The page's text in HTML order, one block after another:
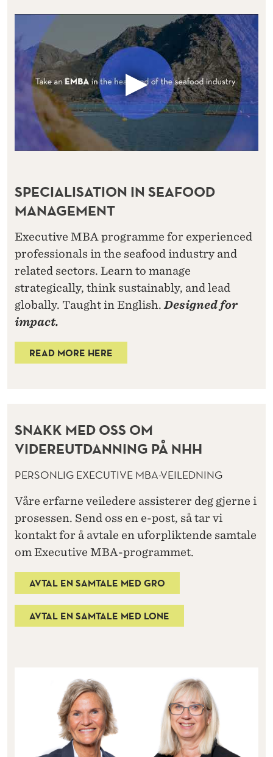
SPECIALISATION IN SEAFOOD
MANAGEMENT
Executive MBA programme for experienced
professionals in the seafood industry and
related sectors. Learn to manage
strategically, think sustainably, and lead
globally. Taught in English.Designed for
impact.
READ MORE HERE
SNAKK MED OSS OM
VIDEREUTDANNING PÅ NHH
PERSONLIG EXECUTIVE MBA-VEILEDNING
Våre erfarne veiledere assisterer deg gjerne i
prosessen. Send oss en e-post, så tar vi
kontakt for å avtale en uforpliktende samtale
om Executive MBA-programmet.
AVTAL EN SAMTALE MED GRO
AVTAL EN SAMTALE MED LONE